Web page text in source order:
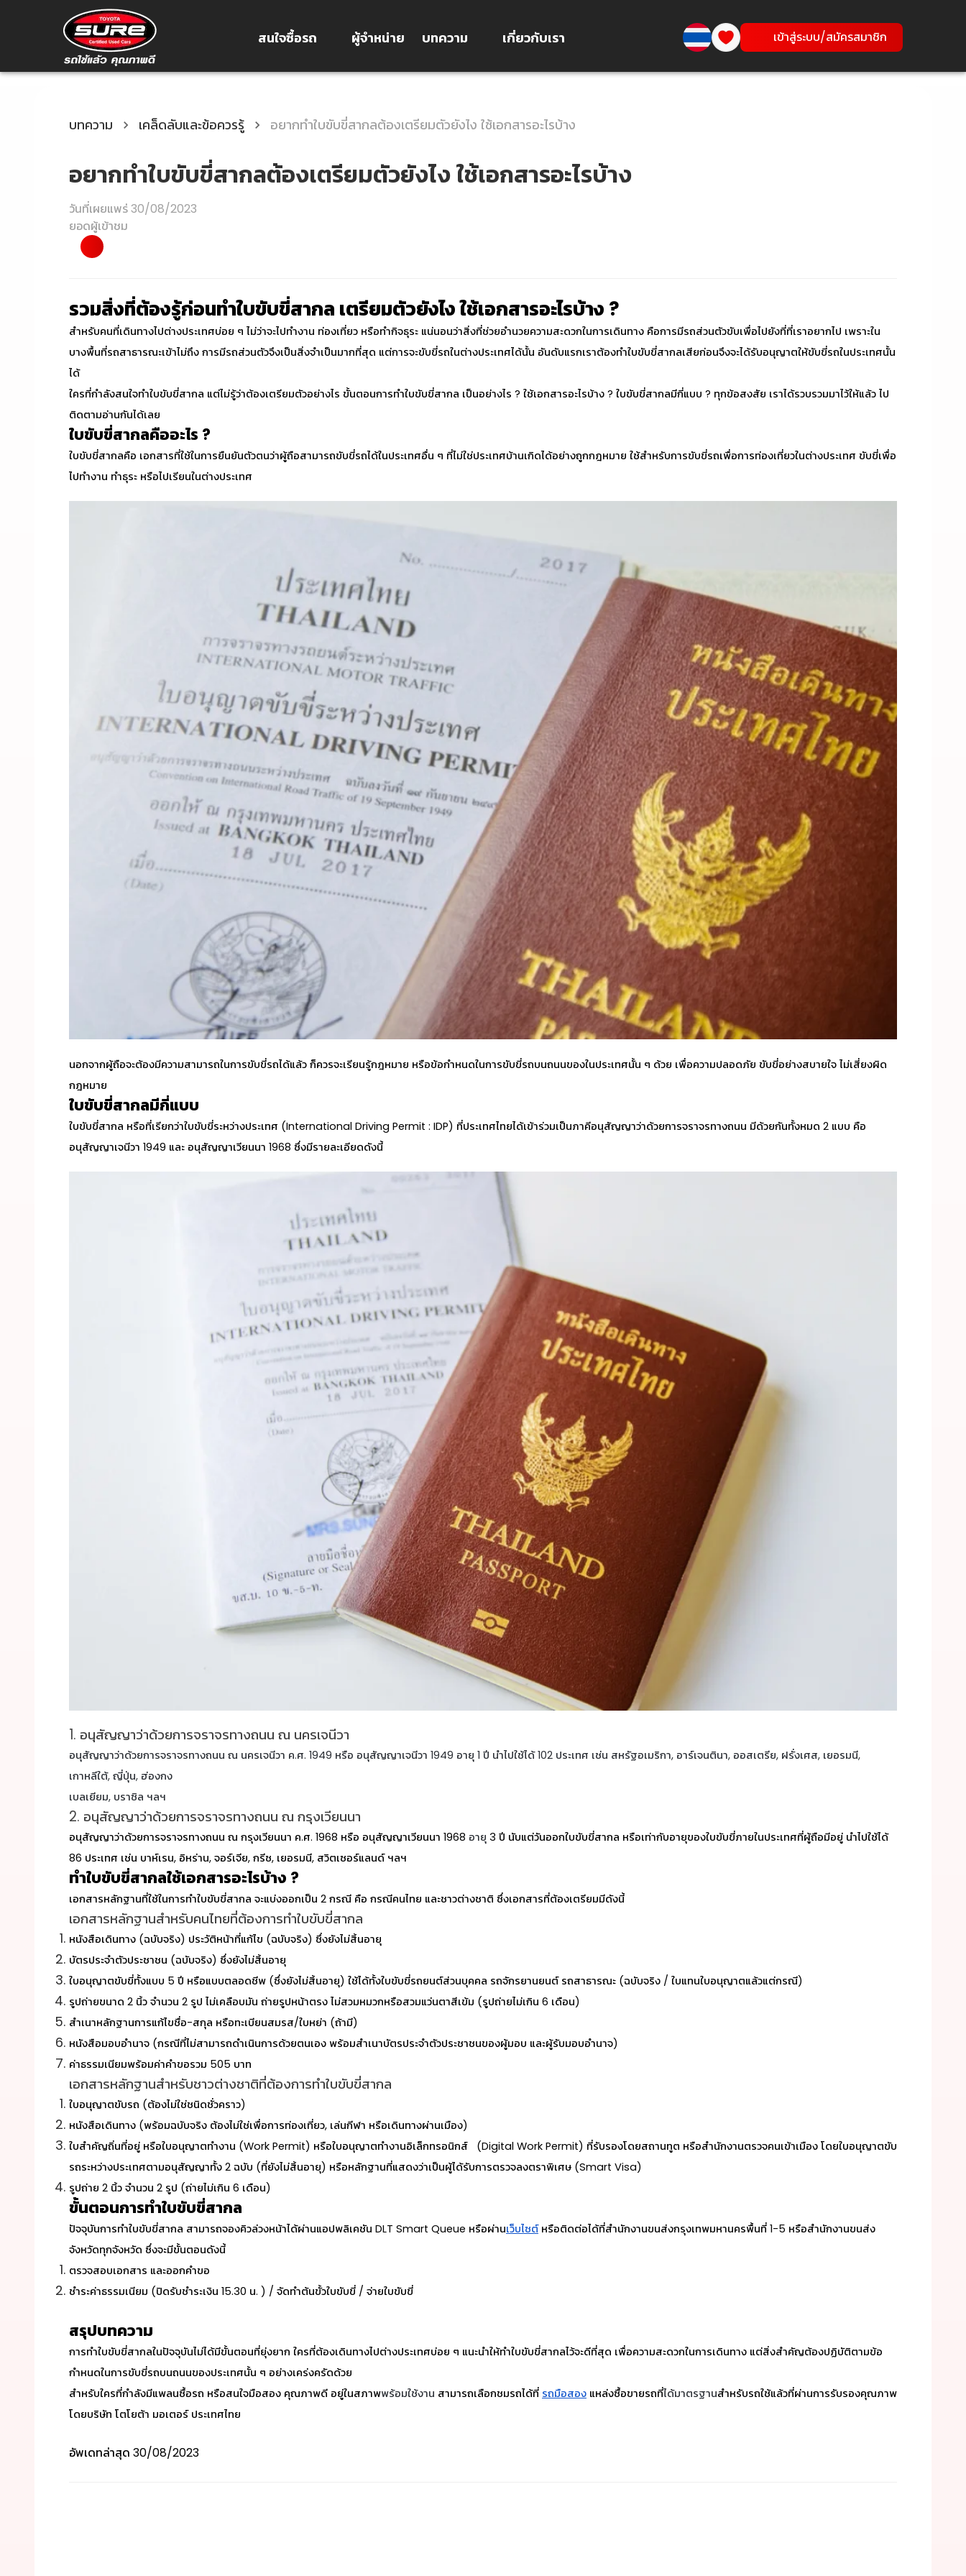
สนใจซื้อรถ ผู้จำหน่าย บทความ เกี่ยวกับเรา เข้าสู่ระบบ/สมัครสมาชิก
บทความ เคล็ดลับและข้อควรรู้ อยากทำใบขับขี่สากลต้องเตรียมตัวยังไง ใช้เอกสารอะไรบ้าง
อยากทำใบขับขี่สากลต้องเตรียมตัวยังไง ใช้เอกสารอะไรบ้าง
วันที่เผยแพร่30/08/2023
ยอดผู้เข้าชม
รวมสิ่งที่ต้องรู้ก่อนทำใบขับขี่สากล เตรียมตัวยังไง ใช้เอกสารอะไรบ้าง ?
สำหรับคนที่เดินทางไปต่างประเทศบ่อย ๆ ไม่ว่าจะไปทำงาน ท่องเที่ยว หรือทำกิจธุระ แน่นอนว่าสิ่งที่ช่วยอำนวยความสะดวกในการเดินทาง คือการมีรถส่วนตัวขับเพื่อไปยังที่ที่เราอยากไป เพราะใน
บางพื้นที่รถสาธารณะเข้าไม่ถึง การมีรถส่วนตัวจึงเป็นสิ่งจำเป็นมากที่สุด แต่การจะขับขี่รถในต่างประเทศได้นั้น อันดับแรกเราต้องทำใบขับขี่สากลเสียก่อนจึงจะได้รับอนุญาตให้ขับขี่รถในประเทศนั้น
ได้
ใครที่กำลังสนใจทำใบขับขี่สากล แต่ไม่รู้ว่าต้องเตรียมตัวอย่างไร ขั้นตอนการทำใบขับขี่สากล เป็นอย่างไร ? ใช้เอกสารอะไรบ้าง ? ใบขับขี่สากลมีกี่แบบ ? ทุกข้อสงสัย เราได้รวบรวมมาไว้ให้แล้ว ไป
ติดตามอ่านกันได้เลย
ใบขับขี่สากลคืออะไร ?
ใบขับขี่สากลคือ เอกสารที่ใช้ในการยืนยันตัวตนว่าผู้ถือสามารถขับขี่รถได้ในประเทศอื่น ๆ ที่ไม่ใช่ประเทศบ้านเกิดได้อย่างถูกกฎหมาย ใช้สำหรับการขับขี่รถเพื่อการท่องเที่ยวในต่างประเทศ ขับขี่เพื่อ
ไปทำงาน ทำธุระ หรือไปเรียนในต่างประเทศ
นอกจากผู้ถือจะต้องมีความสามารถในการขับขี่รถได้แล้ว ก็ควรจะเรียนรู้กฎหมาย หรือข้อกำหนดในการขับขี่รถบนถนนของในประเทศนั้น ๆ ด้วย เพื่อความปลอดภัย ขับขี่อย่างสบายใจ ไม่เสี่ยงผิด
กฎหมาย
ใบขับขี่สากลมีกี่แบบ
ใบขับขี่สากล หรือที่เรียกว่าใบขับขี่ระหว่างประเทศ (International Driving Permit : IDP) ที่ประเทศไทยได้เข้าร่วมเป็นภาคีอนุสัญญาว่าด้วยการจราจรทางถนน มีด้วยกันทั้งหมด 2 แบบ คือ
อนุสัญญาเจนีวา 1949 และ อนุสัญญาเวียนนา 1968 ซึ่งมีรายละเอียดดังนี้
1. อนุสัญญาว่าด้วยการจราจรทางถนน ณ นครเจนีวา
อนุสัญญาว่าด้วยการจราจรทางถนน ณ นครเจนีวา ค.ศ. 1949 หรือ อนุสัญญาเจนีวา 1949 อายุ 1 ปี นำไปใช้ได้ 102 ประเทศ เช่น สหรัฐอเมริกา, อาร์เจนตินา, ออสเตรีย, ฝรั่งเศส, เยอรมนี,
เกาหลีใต้, ญี่ปุ่น, ฮ่องกง
เบลเยียม, บราซิล ฯลฯ
2. อนุสัญญาว่าด้วยการจราจรทางถนน ณ กรุงเวียนนา
อนุสัญญาว่าด้วยการจราจรทางถนน ณ กรุงเวียนนา ค.ศ. 1968 หรือ อนุสัญญาเวียนนา 1968 อายุ 3 ปี นับแต่วันออกใบขับขี่สากล หรือเท่ากับอายุของใบขับขี่ภายในประเทศที่ผู้ถือมีอยู่ นำไปใช้ได้
86 ประเทศ เช่น บาห์เรน, อิหร่าน, จอร์เจีย, กรีซ, เยอรมนี, สวิตเซอร์แลนด์ ฯลฯ
ทำใบขับขี่สากลใช้เอกสารอะไรบ้าง ?
เอกสารหลักฐานที่ใช้ในการทำใบขับขี่สากล จะแบ่งออกเป็น 2 กรณี คือ กรณีคนไทย และชาวต่างชาติ ซึ่งเอกสารที่ต้องเตรียมมีดังนี้
เอกสารหลักฐานสำหรับคนไทยที่ต้องการทำใบขับขี่สากล
หนังสือเดินทาง (ฉบับจริง) ประวัติหน้าที่แก้ไข (ฉบับจริง) ซึ่งยังไม่สิ้นอายุ
บัตรประจำตัวประชาชน (ฉบับจริง) ซึ่งยังไม่สิ้นอายุ
ใบอนุญาตขับขี่ทั้งแบบ 5 ปี หรือแบบตลอดชีพ (ซึ่งยังไม่สิ้นอายุ) ใช้ได้ทั้งใบขับขี่รถยนต์ส่วนบุคคล รถจักรยานยนต์ รถสาธารณะ (ฉบับจริง / ใบแทนใบอนุญาตแล้วแต่กรณี)
รูปถ่ายขนาด 2 นิ้ว จำนวน 2 รูป ไม่เคลือบมัน ถ่ายรูปหน้าตรง ไม่สวมหมวกหรือสวมแว่นตาสีเข้ม (รูปถ่ายไม่เกิน 6 เดือน)
สำเนาหลักฐานการแก้ไขชื่อ-สกุล หรือทะเบียนสมรส/ใบหย่า (ถ้ามี)
หนังสือมอบอำนาจ (กรณีที่ไม่สามารถดำเนินการด้วยตนเอง พร้อมสำเนาบัตรประจำตัวประชาชนของผู้มอบ และผู้รับมอบอำนาจ)
ค่าธรรมเนียมพร้อมค่าคำขอรวม 505 บาท
เอกสารหลักฐานสำหรับชาวต่างชาติที่ต้องการทำใบขับขี่สากล
ใบอนุญาตขับรถ (ต้องไม่ใช่ชนิดชั่วคราว)
หนังสือเดินทาง (พร้อมฉบับจริง ต้องไม่ใช่เพื่อการท่องเที่ยว, เล่นกีฬา หรือเดินทางผ่านเมือง)
ใบสำคัญถิ่นที่อยู่ หรือใบอนุญาตทำงาน (Work Permit) หรือใบอนุญาตทำงานอิเล็กทรอนิกส์ (Digital Work Permit) ที่รับรองโดยสถานทูต หรือสำนักงานตรวจคนเข้าเมือง โดยใบอนุญาตขับ
รถระหว่างประเทศตามอนุสัญญาทั้ง 2 ฉบับ (ที่ยังไม่สิ้นอายุ) หรือหลักฐานที่แสดงว่าเป็นผู้ได้รับการตรวจลงตราพิเศษ (Smart Visa)
รูปถ่าย 2 นิ้ว จำนวน 2 รูป (ถ่ายไม่เกิน 6 เดือน)
ขั้นตอนการทำใบขับขี่สากล
ปัจจุบันการทำใบขับขี่สากล สามารถจองคิวล่วงหน้าได้ผ่านแอปพลิเคชัน DLT Smart Queue หรือผ่านเว็บไซต์หรือติดต่อได้ที่สำนักงานขนส่งกรุงเทพมหานครพื้นที่ 1-5 หรือสำนักงานขนส่ง
จังหวัดทุกจังหวัด ซึ่งจะมีขั้นตอนดังนี้
ตรวจสอบเอกสาร และออกคำขอ
ชำระค่าธรรมเนียม (ปิดรับชำระเงิน 15.30 น. ) / จัดทำต้นขั้วใบขับขี่ / จ่ายใบขับขี่
สรุปบทความ
การทำใบขับขี่สากลในปัจจุบันไม่ได้มีขั้นตอนที่ยุ่งยาก ใครที่ต้องเดินทางไปต่างประเทศบ่อย ๆ แนะนำให้ทำใบขับขี่สากลไว้จะดีที่สุด เพื่อความสะดวกในการเดินทาง แต่สิ่งสำคัญต้องปฏิบัติตามข้อ
กำหนดในการขับขี่รถบนถนนของประเทศนั้น ๆ อย่างเคร่งครัดด้วย
สำหรับใครที่กำลังมีแพลนซื้อรถ หรือสนใจมือสอง คุณภาพดี อยู่ในสภาพพร้อมใช้งาน สามารถเลือกชมรถได้ที่ รถมือสอง แหล่งซื้อขายรถที่ได้มาตรฐานสำหรับรถใช้แล้วที่ผ่านการรับรองคุณภาพ
โดยบริษัท โตโยต้า มอเตอร์ ประเทศไทย
อัพเดทล่าสุด 30/08/2023